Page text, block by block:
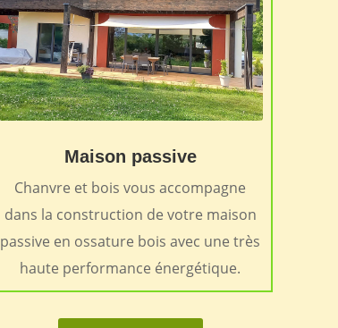
Maison passive
Chanvre et bois vous accompagne
dans la construction de votre maison
passive en ossature bois avec une très
haute performance énergétique.